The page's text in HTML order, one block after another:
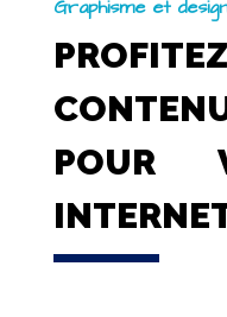
Graphisme et
POUR